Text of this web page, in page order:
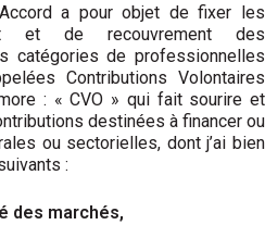
a pour objet de fixer les
et de recouvrement des
catégories de professionnelles
Contributions Volontaires
: « CVO » qui fait sourire et
destinées à financer ou
ou sectorielles, dont j’ai bien
:
des marchés,